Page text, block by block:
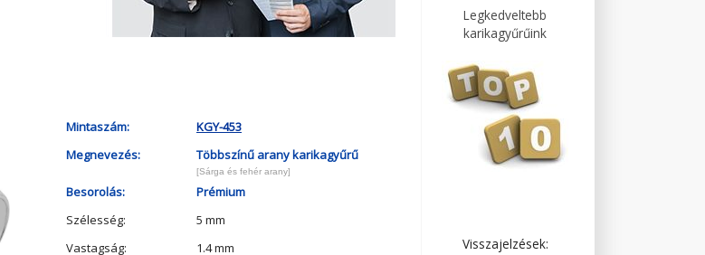
Mintaszám:
KGY-453
Megnevezés:
Többszínű arany karikagyűrű
[Sárga és fehér arany]
Besorolás:
Prémium
Szélesség:
5 mm
Vastagság:
1.4 mm
Legkedveltebb
karikagyűrűink
Visszajelzések: